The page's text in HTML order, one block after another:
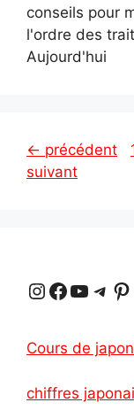
conseils pour
l'ordre des
Aujourd'hui
← précédent
suivant
Instagram Facebook YouTube Telegram Pinterest
Cours de
chiffres